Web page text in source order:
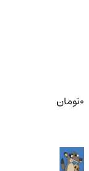
0تومان